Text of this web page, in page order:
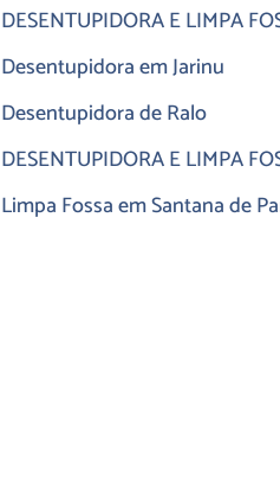
DESENTUPIDORA E LIMPA
Desentupidora em Jarinu
Desentupidora de Ralo
DESENTUPIDORA E LIMPA
Limpa Fossa em Santana de